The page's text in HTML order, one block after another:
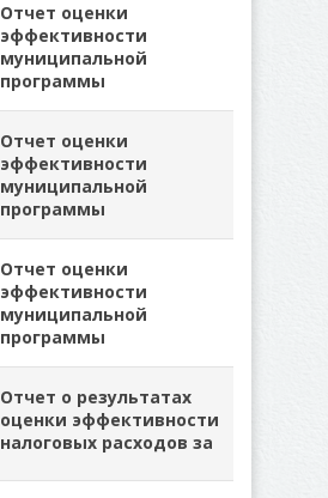
Отчет оценки
эффективности
муниципальной
программы
Отчет оценки
эффективности
муниципальной
программы
Отчет оценки
эффективности
муниципальной
программы
Отчет о результатах
оценки эффективности
налоговых расходов за